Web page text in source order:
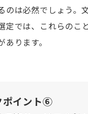
のは必然でしょう。
定では、これらのこ
あります。
ポイント⑥